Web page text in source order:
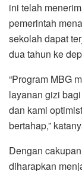
ini telah
pemerintah
sekolah dapat
dua tahun ke
“Program MBG
layanan gizi
dan kami
bertahap,”
Dengan
diharapkan